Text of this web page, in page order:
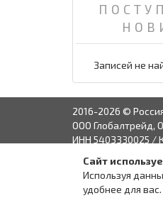
Записей не
2016-2026 ©
ООО Глобалтрейд,
ИНН 5403330025 /
Сайт
Используя
удобнее для вас.